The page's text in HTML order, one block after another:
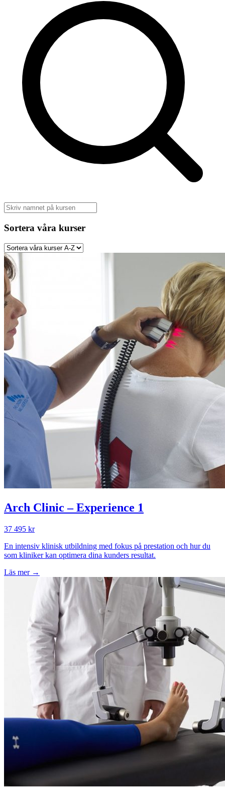
Sortera våra kurser
Arch Clinic – Experience 1
37 495 kr
En intensiv klinisk utbildning med fokus på prestation och hur du
som kliniker kan optimera dina kunders resultat.
Läs mer →